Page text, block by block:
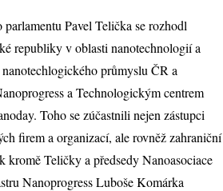
Pavel Telička se rozhodl
republiky v oblasti nanotechnologií a
průmyslu ČR a
a Technologickým centrem
Toho se zúčastnili nejen zástupci
firem a organizací, ale rovněž zahraniční
kromě Teličky a předsedy Nanoasociace
Nanoprogress Luboše Komárka